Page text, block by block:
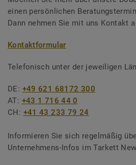
einen persönlichen
Dann nehmen Sie mit uns Kontakt
Kontaktformular
Telefonisch unter der jeweiligen
DE: +49 621 68172 300
AT: +43 1 716 44 0
CH: +41 43 233 79 24
Informieren Sie sich regelmäßig
Unternehmens-Infos im Tarkett